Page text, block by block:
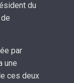
du
par
une
ces deux